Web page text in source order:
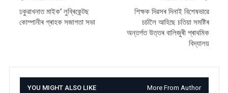
ঢকুৱাখনাত মাইক’ লুব্ৰিকেন্টছ
কোম্পানীৰ গ্ৰাহক সজাগতা সভা
শিক্ষক দিৱসৰ দিনাই বিশেষভাৱে
চৰ্চালৈ আহিছে চতিয়া সমষ্টিৰ
অন্তৰ্গত উত্তৰ বালিজুৰী প্ৰাথমিক
বিদ্যালয়
YOU MIGHT ALSO LIKE More From Author